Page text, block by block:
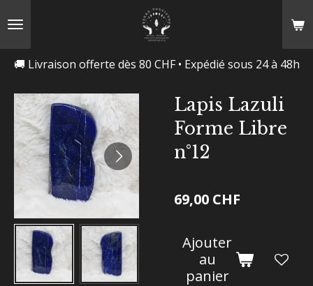
🚚 Livraison offerte dès 80 CHF • Expédié sous 24 à 48h
Lapis Lazuli
Forme Libre
n°12
69,00 CHF
Ajouter
au
panier